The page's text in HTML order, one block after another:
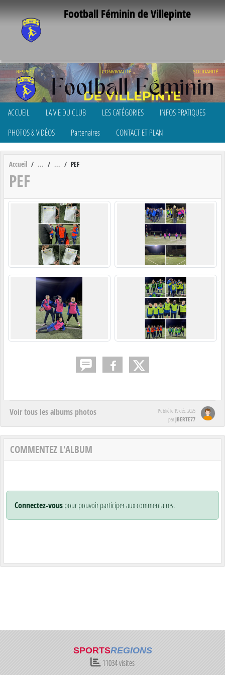
Football Féminin de Villepinte
ACCUEIL LA VIE DU CLUB LES CATÉGORIES
INFOS PRATIQUES
PHOTOS & VIDÉOS
Partenaires CONTACT ET PLAN
Accueil PEF
PEF
Voir tous les albums photos Publié le 19 déc. 2025
parJBERTE77
COMMENTEZ L'ALBUM
Connectez-vouspour pouvoir participer aux commentaires.
SPORTSREGIONS
11034visites